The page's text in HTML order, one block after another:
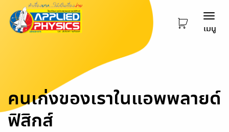
เมนู
คนเก่งของเราในแอพพลายด์
ฟิสิกส์